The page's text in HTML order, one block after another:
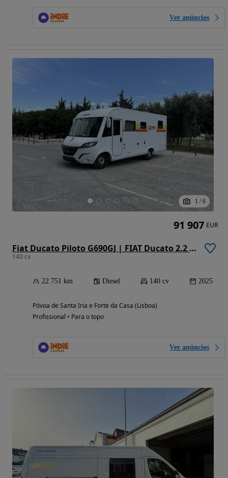
Ver anúncios
1 / 6
Fiat Ducato Piloto G690GJ | FIAT Ducato 2.2 Mjet Euro 6e 140hp Auto | 2025
140 cv
22 751 km Diesel 140 cv 2025
Póvoa de Santa Iria e Forte da Casa (Lisboa)
Profissional • Para o topo
Ver anúncios
91 907 EUR